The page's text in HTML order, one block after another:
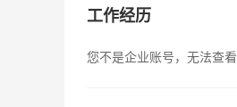
工作经历
您不是企业账号，无法查看